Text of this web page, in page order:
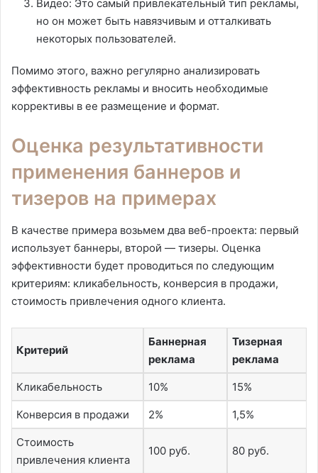
Видео: Это самый привлекательный тип рекламы,
но он может быть навязчивым и отталкивать
некоторых пользователей.
Помимо этого, важно регулярно анализировать
эффективность рекламы и вносить необходимые
коррективы в ее размещение и формат.
Оценка результативности
применения баннеров и
тизеров на примерах
В качестве примера возьмем два веб-проекта: первый
использует баннеры, второй — тизеры. Оценка
эффективности будет проводиться по следующим
критериям: кликабельность, конверсия в продажи,
стоимость привлечения одного клиента.
Критерий
Баннерная
реклама
Тизерная
реклама
Кликабельность 10% 15%
Конверсия в продажи 2% 1,5%
Стоимость
привлечения клиента
100 руб. 80 руб.